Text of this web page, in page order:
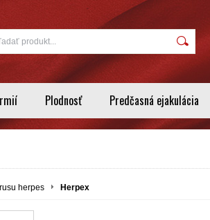
Plodnosť Predčasná ejakulácia
herpes Herpex